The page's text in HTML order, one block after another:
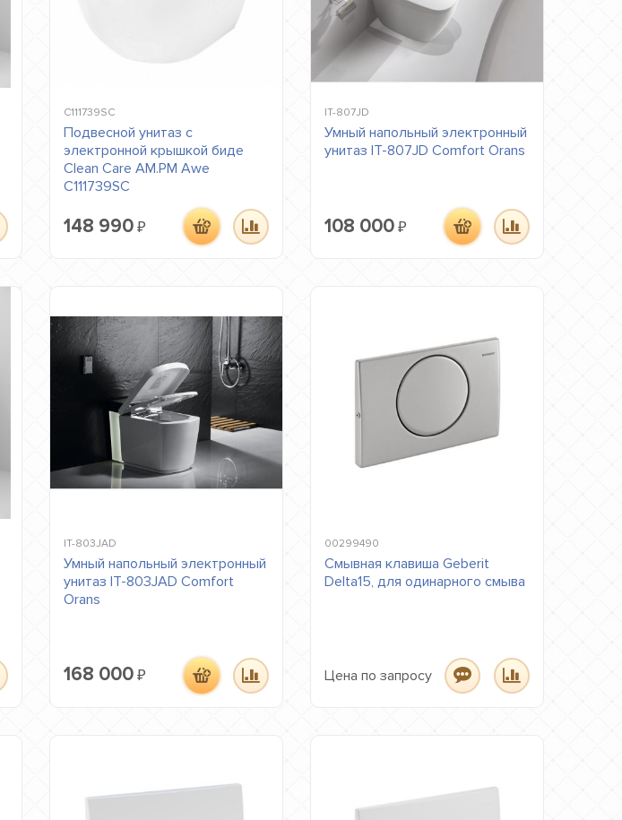
C111739SC
Подвесной унитаз с
электронной крышкой биде
Clean Care AM.PM Awe
C111739SC
148 990 ₽
IT-807JD
Умный напольный электронный
унитаз IT-807JD Comfort Orans
108 000 ₽
IT-803JAD
Умный напольный электронный
унитаз IT-803JAD Comfort
Orans
168 000 ₽
00299490
Смывная клавиша Geberit
Delta15, для одинарного смыва
Цена по запросу